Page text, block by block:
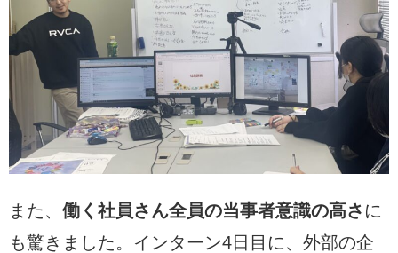
また、 働く社員さん全員の当事者意識の高さ に
も驚きました。インターン4日目に、外部の企